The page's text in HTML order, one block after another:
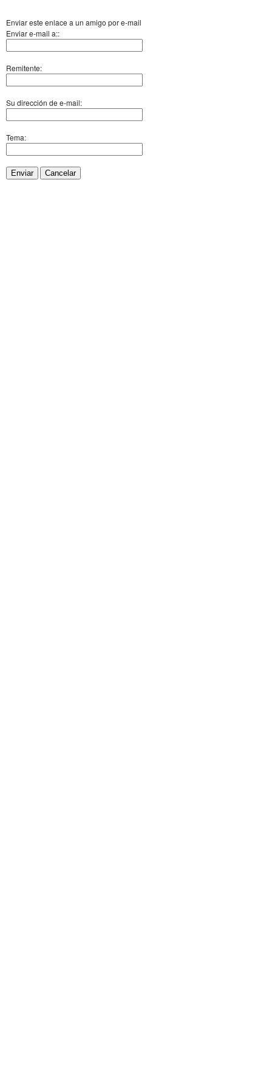
Enviar este enlace a un amigo por e-mail
Enviar e-mail a::
Remitente:
Su dirección de e-mail:
Tema:
Enviar Cancelar